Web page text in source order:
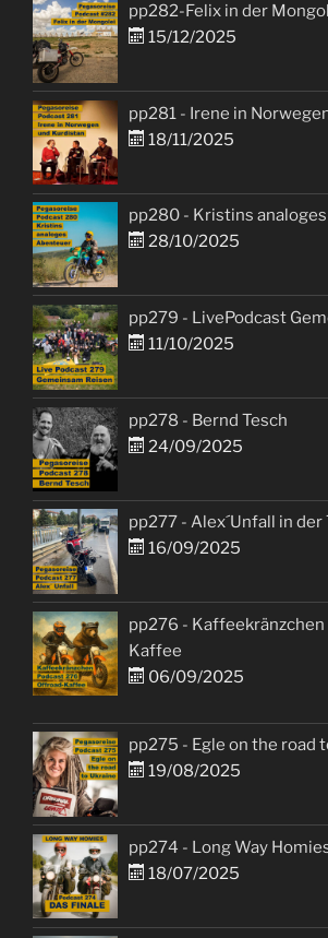
pp282-Felix in der
15/12/2025
pp281 - Irene in
18/11/2025
pp280 - Kristins
28/10/2025
pp279 - LivePodcast
11/10/2025
pp278 - Bernd Tesch
24/09/2025
pp277 - Alex´Unfall in der
16/09/2025
pp276 -
Kaffee
06/09/2025
pp275 - Egle on the road
19/08/2025
pp274 - Long Way
18/07/2025